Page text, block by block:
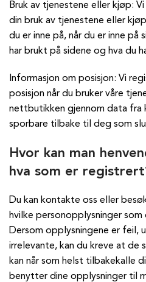
Bruk av tjenestene eller kjøp:
din bruk av tjenestene eller
du er inne på, når du er inne på
har brukt på sidene og hva du
Informasjon om posisjon: Vi
posisjon når du bruker våre
nettbutikken gjennom data fra
sporbare tilbake til deg som
Hvor kan man
hva som er
Du kan kontakte oss eller
hvilke personopplysninger
Dersom opplysningene er feil,
irrelevante, kan du kreve at de
kan når som helst tilbakekalle
benytter dine opplysninger til